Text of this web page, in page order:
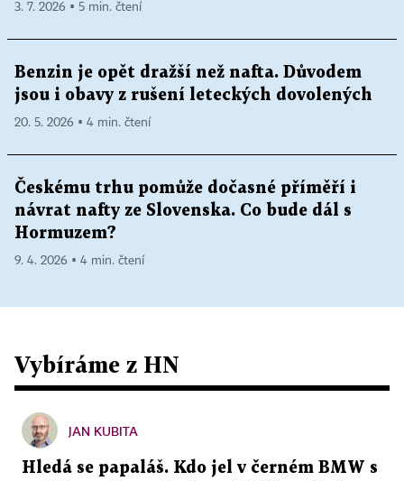
3. 7. 2026 ▪ 5 min. čtení
Benzin je opět dražší než nafta. Důvodem
jsou i obavy z rušení leteckých dovolených
20. 5. 2026 ▪ 4 min. čtení
Českému trhu pomůže dočasné příměří i
návrat nafty ze Slovenska. Co bude dál s
Hormuzem?
9. 4. 2026 ▪ 4 min. čtení
Vybíráme z HN
JAN KUBITA
Hledá se papaláš. Kdo jel v černém BMW s